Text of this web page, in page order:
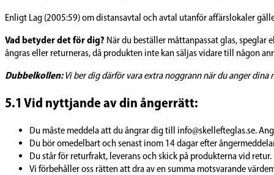
Enligt Lag (2005:59) om distansavtal och avtal utanför affärslokaler
Vad betyder det för dig? När du beställer måttanpassat glas,
ångras eller returneras, då produkten inte kan säljas vidare till någon
Dubbelkollen:Vi ber dig därför vara extra noggrann när du anger dina
5.1 Vid nyttjande av din ångerrätt:
Du måste meddela att du ångrar dig till info@skellefteglas.se.
Du bör omedelbart och senast inom 14 dagar efter
Du står för returfrakt, leverans och skick på produkterna vid
Vi förbehåller oss rätten att dra av en summa motsvarande